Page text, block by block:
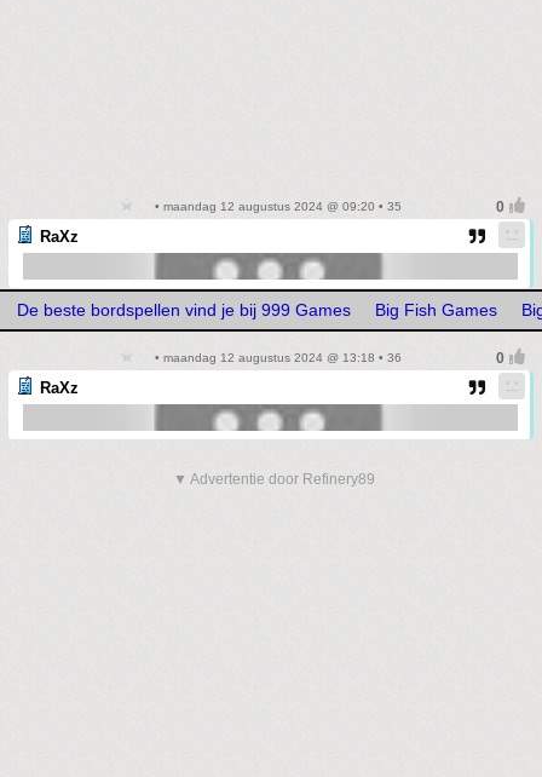
• maandag 12 augustus 2024 @ 09:20 • 35
RaXz
De beste bordspellen vind je bij 999 Games Big Fish Games
• maandag 12 augustus 2024 @ 13:18 • 36
RaXz
▼ Advertentie door Refinery89